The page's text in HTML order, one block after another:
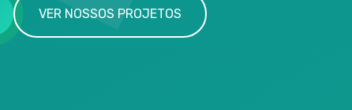
VER NOSSOS PROJETOS